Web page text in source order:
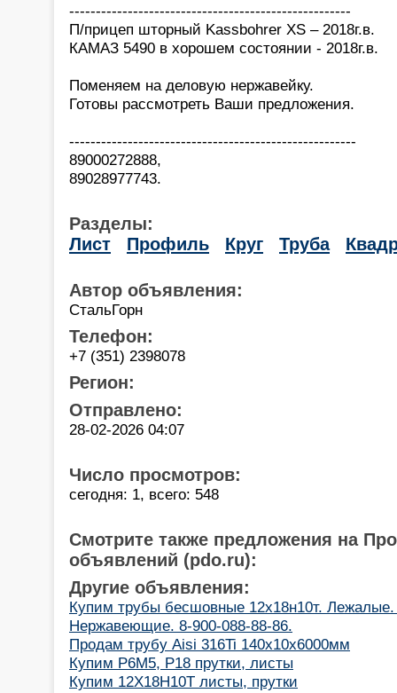
-----------------------------------------------------
П/прицеп шторный Kassbohrer XS – 2018г.в.
КАМАЗ 5490 в хорошем состоянии - 2018г.в.
Поменяем на деловую нержавейку.
Готовы рассмотреть Ваши предложения.
------------------------------------------------------
89000272888,
89028977743.
Разделы:
Лист
Профиль Круг Труба
Автор объявления:
СтальГорн
Телефон:
+7 (351) 2398078
Регион:
Отправлено:
28-02-2026 04:07
Число просмотров:
сегодня: 1, всего: 548
Смотрите также предложения на
объявлений (pdo.ru):
Другие объявления:
Купим трубы бесшовные 12х18н10т.
Нержавеющие. 8-900-088-88-86.
Продам трубу Aisi 316Ti 140x10x6000мм
Купим Р6М5, Р18 прутки, листы
Купим 12Х18Н10Т листы, прутки